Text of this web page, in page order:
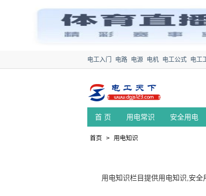
电工入门 电路 电源 电机 电工公式 电工
首 页 用电常识 安全用电
首页 > 用电知识
用电知识栏目提供用电知识,安全